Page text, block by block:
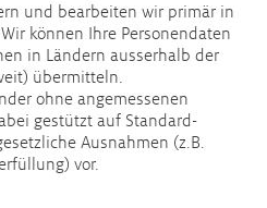
und bearbeiten wir primär in
können Ihre Personendaten
in Ländern ausserhalb der
übermitteln.
ohne angemessenen
gestützt auf Standard-
Ausnahmen (z.B.
vor.